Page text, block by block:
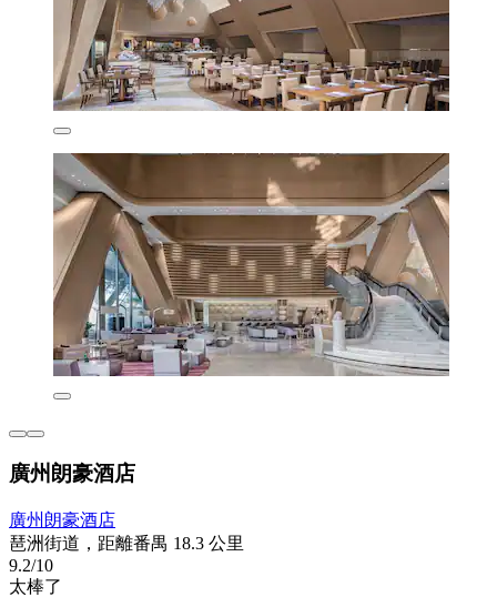
廣州朗豪酒店
廣州朗豪酒店
琶洲街道，距離番禺 18.3 公里
9.2/10
太棒了